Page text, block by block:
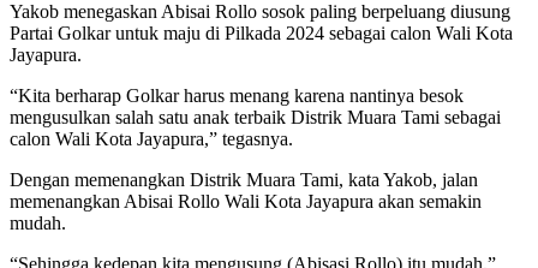
Yakob menegaskan Abisai Rollo sosok paling berpeluang diusung
Partai Golkar untuk maju di Pilkada 2024 sebagai calon Wali Kota
Jayapura.
“Kita berharap Golkar harus menang karena nantinya besok
mengusulkan salah satu anak terbaik Distrik Muara Tami sebagai
calon Wali Kota Jayapura,” tegasnya.
Dengan memenangkan Distrik Muara Tami, kata Yakob, jalan
memenangkan Abisai Rollo Wali Kota Jayapura akan semakin
mudah.
“Sehingga kedepan kita mengusung (Abisasi Rollo) itu mudah,”